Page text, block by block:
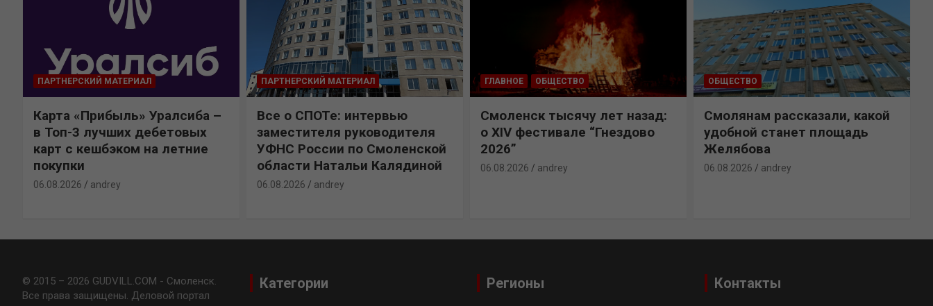
ПАРТНЕРСКИЙ МАТЕРИАЛ
Карта «Прибыль» Уралсиба –
в Топ-3 лучших дебетовых
карт с кешбэком на летние
покупки
06.08.2026 andrey
ПАРТНЕРСКИЙ МАТЕРИАЛ
Все о СПОТе: интервью
заместителя руководителя
УФНС России по Смоленской
области Натальи Калядиной
06.08.2026 andrey
ГЛАВНОЕ ОБЩЕСТВО
Смоленск тысячу лет назад:
о XIV фестивале “Гнездово
2026”
06.08.2026 andrey
ОБЩЕСТВО
Смолянам рассказали, какой
удобной станет площадь
Желябова
06.08.2026 andrey
© 2015 – 2026 GUDVILL.COM - Смоленск.
Все права защищены. Деловой портал
Категории Регионы Контакты